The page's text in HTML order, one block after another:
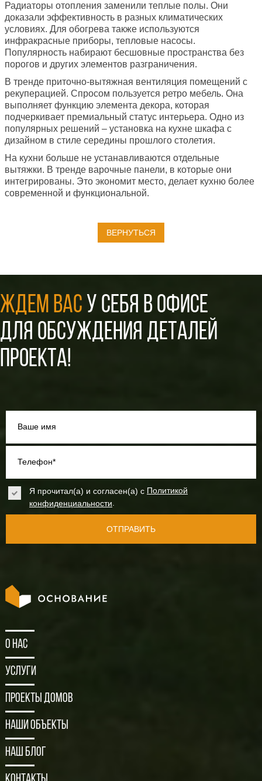
Радиаторы отопления заменили теплые полы. Они
доказали эффективность в разных климатических
условиях. Для обогрева также используются
инфракрасные приборы, тепловые насосы.
Популярность набирают бесшовные пространства без
порогов и других элементов разграничения.
В тренде приточно-вытяжная вентиляция помещений с
рекуперацией. Спросом пользуется ретро мебель. Она
выполняет функцию элемента декора, которая
подчеркивает премиальный статус интерьера. Одно из
популярных решений – установка на кухне шкафа с
дизайном в стиле середины прошлого столетия.
На кухни больше не устанавливаются отдельные
вытяжки. В тренде варочные панели, в которые они
интегрированы. Это экономит место, делает кухню более
современной и функциональной.
ВЕРНУТЬСЯ
ЖДЕМ ВАС У СЕБЯ В ОФИСЕ
ДЛЯ ОБСУЖДЕНИЯ ДЕТАЛЕЙ
ПРОЕКТА!
Ваше имя
Телефон*
Я прочитал(а) и согласен(а) с Политикой
конфиденциальности
ОТПРАВИТЬ
О нас
Услуги
Проекты домов
Наши объекты
Наш блог